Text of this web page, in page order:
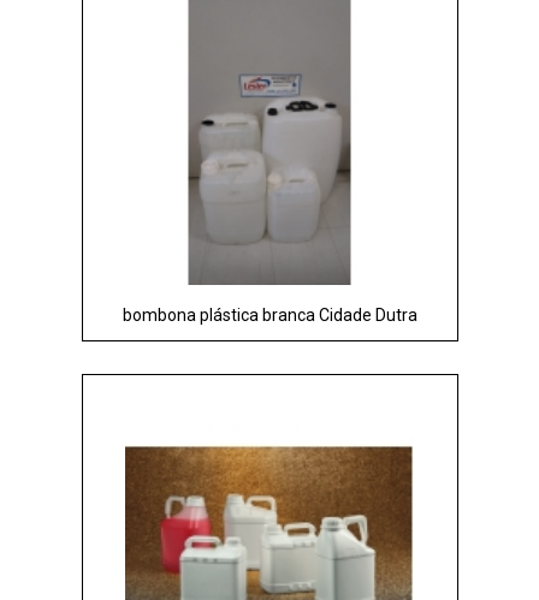
bombona plástica branca Cidade Dutra